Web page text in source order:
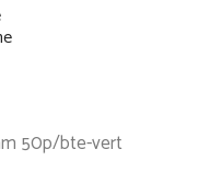
50p/bte-vert